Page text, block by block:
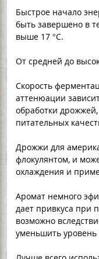
Быстрое начало
быть завершено в
выше 17 °C.
От средней до
Скорость
аттенюации
обработки
питательных
Дрожжи для
флокулянтом, и
охлаждения и
Аромат немного
дает привкуса при
возможно
уменьшить уровень